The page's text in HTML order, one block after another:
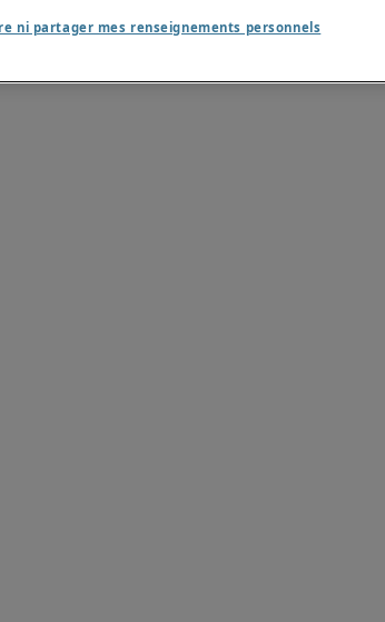
sur l'esclavage moderne
ni partager mes renseignements personnels